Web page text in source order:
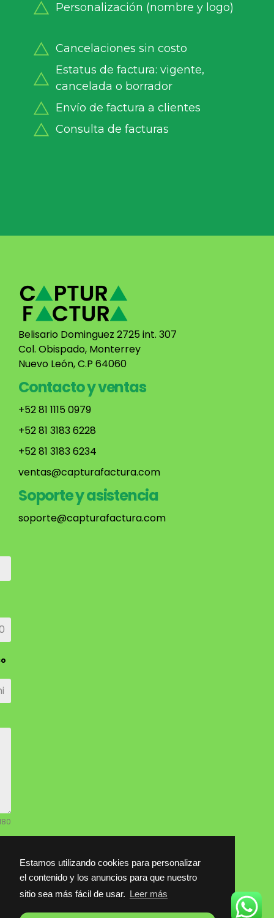
Estamos utilizando cookies para personalizar
el contenido y los anuncios para que nuestro
sitio sea más fácil de usar. Leer más
Personalización (nombre y logo)
Cancelaciones sin costo
Estatus de factura: vigente,
cancelada o borrador
Envío de factura a clientes
Consulta de facturas
Belisario Dominguez 2725 int. 307
Col. Obispado, Monterrey
Nuevo León, C.P 64060
Contacto y ventas
+52 81 1115 0979
+52 81 3183 6228
+52 81 3183 6234
ventas@capturafactura.com
Soporte y asistencia
soporte@capturafactura.com